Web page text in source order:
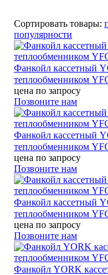
Сортировать товары:
популярности
Фанкойл кассетный
теплообменником
цена по запросу
Позвоните нам
Фанкойл кассетный
теплообменником
цена по запросу
Позвоните нам
Фанкойл кассетный
теплообменником
цена по запросу
Позвоните нам
Фанкойл YORK